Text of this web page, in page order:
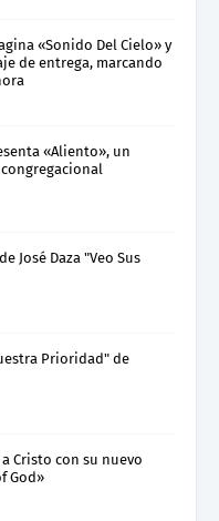
«Sonido Del Cielo» y
de entrega, marcando
«Aliento», un
José Daza "Veo Sus
Prioridad" de
a Cristo con su nuevo
God»